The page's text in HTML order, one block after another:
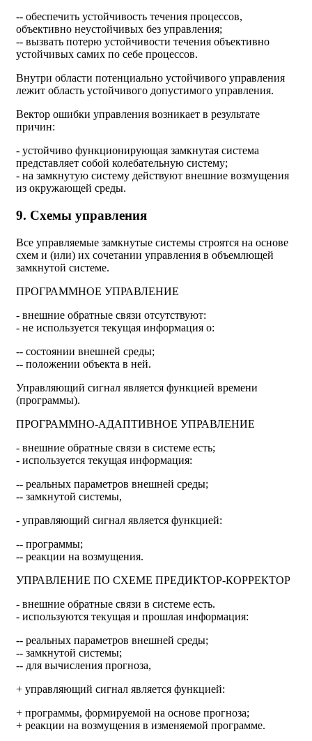
-- обеспечить устойчивость течения процессов,
объективно неустойчивых без управления;
-- вызвать потерю устойчивости течения объективно
устойчивых самих по себе процессов.
Внутри области потенциально устойчивого управления
лежит область устойчивого допустимого управления.
Вектор ошибки управления возникает в результате
причин:
- устойчиво функционирующая замкнутая система
представляет собой колебательную систему;
- на замкнутую систему действуют внешние возмущения
из окружающей среды.
9. Схемы управления
Все управляемые замкнутые системы строятся на основе
схем и (или) их сочетании управления в объемлющей
замкнутой системе.
ПРОГРАММНОЕ УПРАВЛЕНИЕ
- внешние обратные связи отсутствуют:
- не используется текущая информация о:
-- состоянии внешней среды;
-- положении объекта в ней.
Управляющий сигнал является функцией времени
(программы).
ПРОГРАММНО-АДАПТИВНОЕ УПРАВЛЕНИЕ
- внешние обратные связи в системе есть;
- используется текущая информация:
-- реальных параметров внешней среды;
-- замкнутой системы,
- управляющий сигнал является функцией:
-- программы;
-- реакции на возмущения.
УПРАВЛЕНИЕ ПО СХЕМЕ ПРЕДИКТОР-КОРРЕКТОР
- внешние обратные связи в системе есть.
- используются текущая и прошлая информация:
-- реальных параметров внешней среды;
-- замкнутой системы;
-- для вычисления прогноза,
+ управляющий сигнал является функцией:
+ программы, формируемой на основе прогноза;
+ реакции на возмущения в изменяемой программе.